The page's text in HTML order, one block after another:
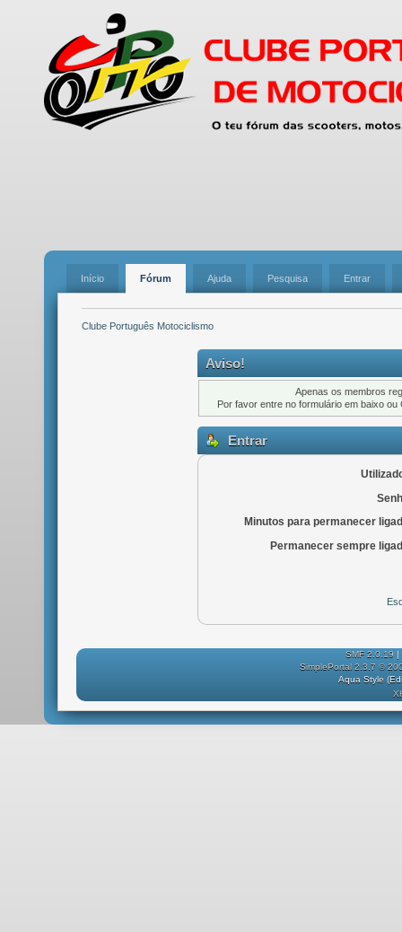
Início Fórum Ajuda Pesquisa Entrar
Clube Português Motociclismo
Aviso!
Apenas os membros
Por favor entre no formulário em baixo ou
Entrar
Minutos para permanecer
Permanecer sempre
SMF 2.0.19 |
SimplePortal 2.3.7 ©
Aqua Style